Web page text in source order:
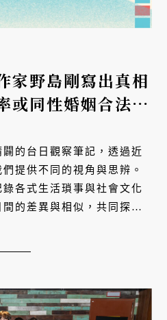
家野島剛寫出真相
或同性婚姻合法
灣。」
的台日觀察筆記，透過近
提供不同的視角與思辨。
各式生活瑣事與社會文化
的差異與相似，共同探討